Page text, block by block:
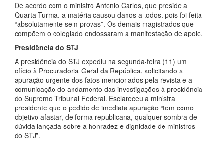
De acordo com o ministro Antonio Carlos, que preside a
Quarta Turma, a matéria causou danos a todos, pois foi feita
“absolutamente sem provas”. Os demais magistrados que
compõem o colegiado endossaram a manifestação de apoio.
Presidência do STJ
A presidência do STJ expediu na segunda-feira (11) um
ofício à Procuradoria-Geral da República, solicitando a
apuração urgente dos fatos mencionados pela revista e a
comunicação do andamento das investigações à presidência
do Supremo Tribunal Federal. Esclareceu a ministra
presidente que o pedido de imediata apuração “tem como
objetivo afastar, de forma republicana, qualquer sombra de
dúvida lançada sobre a honradez e dignidade de ministros
do STJ”.